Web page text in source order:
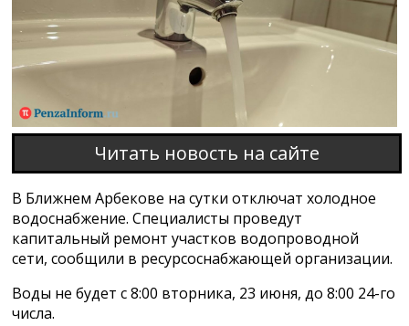
Читать новость на сайте
В Ближнем Арбекове на сутки отключат холодное
водоснабжение. Специалисты проведут
капитальный ремонт участков водопроводной
сети, сообщили в ресурсоснабжающей организации.
Воды не будет с 8:00 вторника, 23 июня, до 8:00 24-го
числа.